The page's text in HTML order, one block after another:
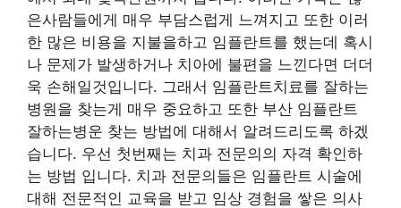
은사람들에게 매우 부담스럽게 느껴지고 또한 이러
한 많은 비용을 지불을하고 임플란트를 했는데 혹시
나 문제가 발생하거나 치아에 불편을 느낀다면 더더
욱 손해일것입니다. 그래서 임플란트치료를 잘하는
병원을 찾는게 매우 중요하고 또한 부산 임플란트
잘하는병운 찾는 방법에 대해서 알려드리도록 하겠
습니다. 우선 첫번째는 치과 전문의의 자격 확인하
는 방법 입니다. 치과 전문의들은 임플란트 시술에
대해 전문적인 교육을 받고 임상 경험을 쌓은 의사